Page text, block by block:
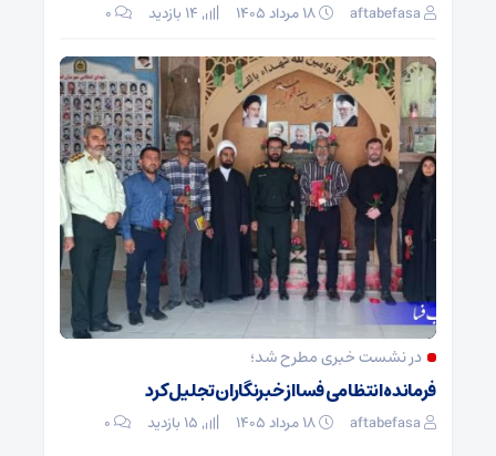
aftabefasa ۰
در نشست خبری مطرح شد؛
فرمانده انتظامی فسا از خبرنگاران تجلیل کرد
aftabefasa ۰